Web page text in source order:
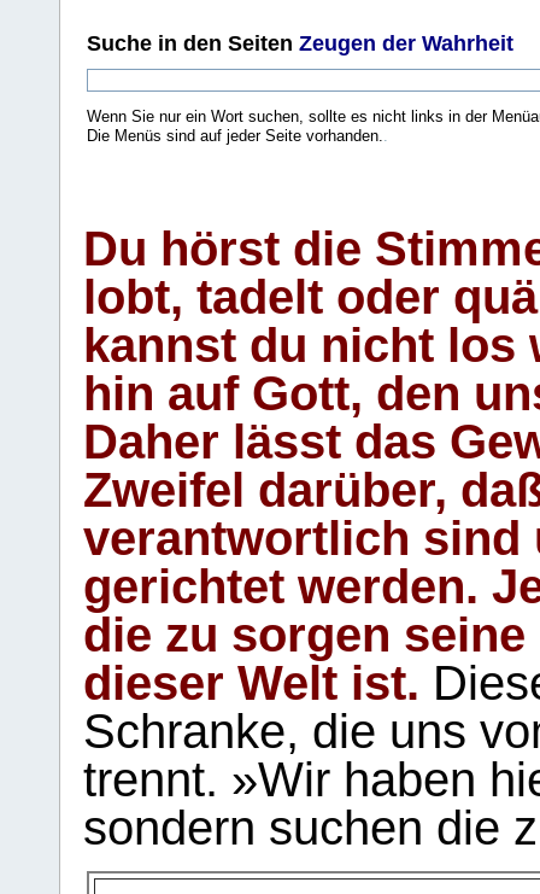
Suche in den Seiten Zeugen der Wahrheit
Wenn Sie nur ein Wort suchen, sollte es nicht links in der
Die Menüs sind auf jeder Seite vorhanden.
Du hörst die
lobt, tadelt oder
kannst du nicht los
hin auf Gott, den
Daher lässt das
Zweifel darüber,
verantwortlich sind
gerichtet werden.
die zu sorgen
dieser Welt ist.
Schranke, die uns
trennt. »Wir haben
sondern suchen die